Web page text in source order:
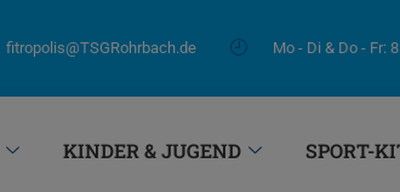
fitropolis@TSGRohrbach.de Mo - Di & Do - Fr:
KINDER & JUGEND SPORT-